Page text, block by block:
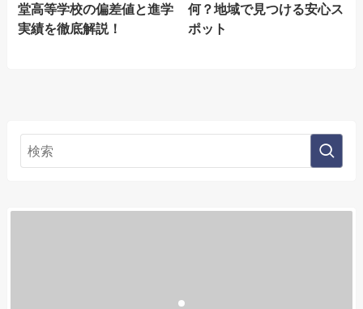
堂高等学校の偏差値と進学
実績を徹底解説！
何？地域で見つける安心ス
ポット